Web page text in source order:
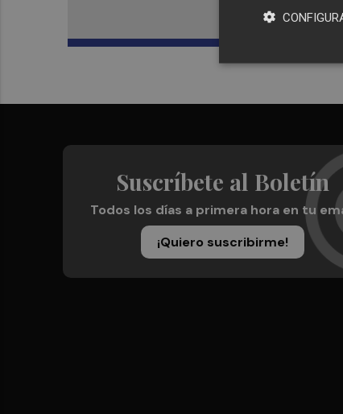
Suscríbete al Boletín
Todos los días a primera hora en tu
¡Quiero suscribirme!